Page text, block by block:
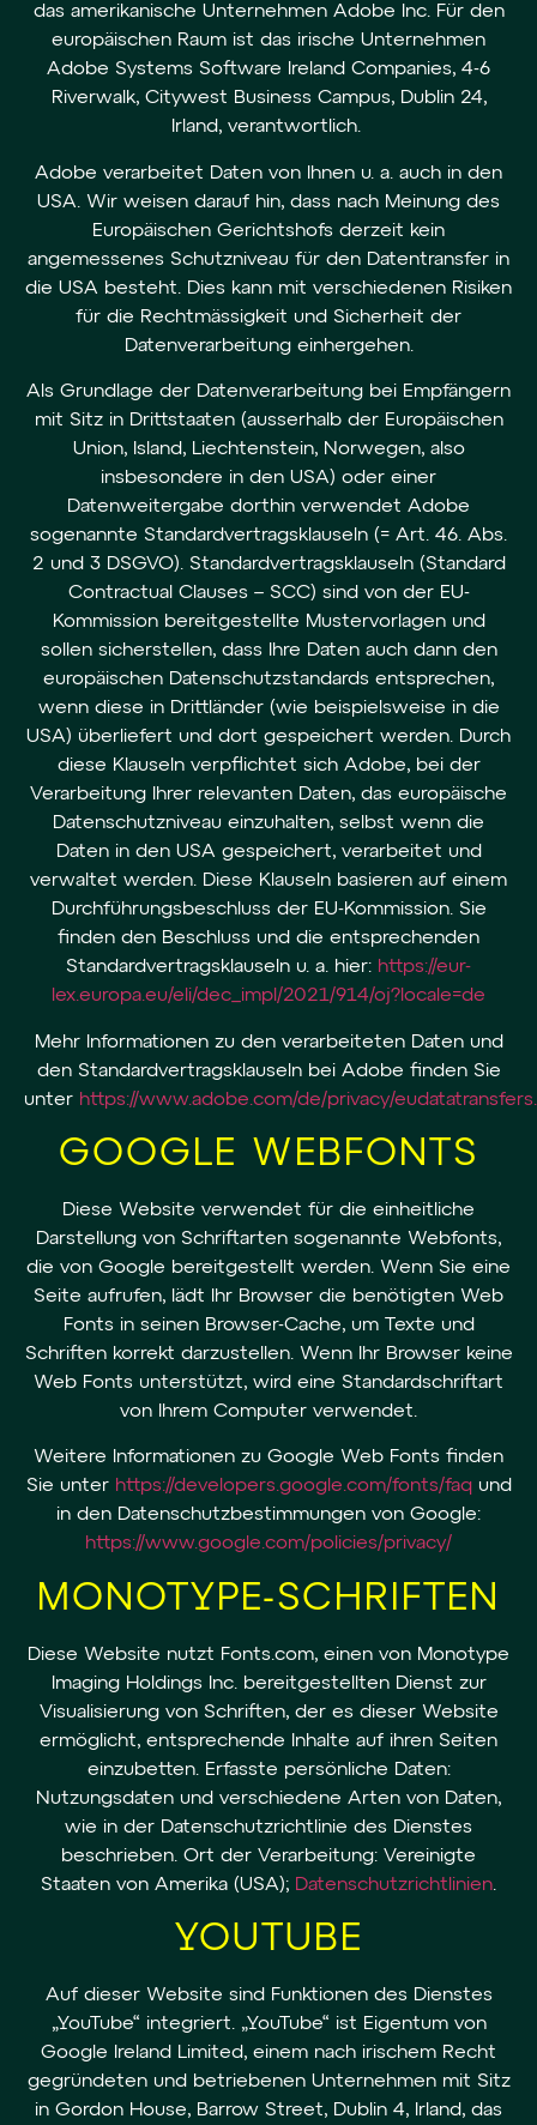
das amerikanische Unternehmen Adobe Inc. Für den
europäischen Raum ist das irische Unternehmen
Adobe Systems Software Ireland Companies, 4-6
Riverwalk, Citywest Business Campus, Dublin 24,
Irland, verantwortlich.
Adobe verarbeitet Daten von Ihnen u. a. auch in den
USA. Wir weisen darauf hin, dass nach Meinung des
Europäischen Gerichtshofs derzeit kein
angemessenes Schutzniveau für den Datentransfer in
die USA besteht. Dies kann mit verschiedenen Risiken
für die Rechtmässigkeit und Sicherheit der
Datenverarbeitung einhergehen.
Als Grundlage der Datenverarbeitung bei Empfängern
mit Sitz in Drittstaaten (ausserhalb der Europäischen
Union, Island, Liechtenstein, Norwegen, also
insbesondere in den USA) oder einer
Datenweitergabe dorthin verwendet Adobe
sogenannte Standardvertragsklauseln (= Art. 46. Abs.
2 und 3 DSGVO). Standardvertragsklauseln (Standard
Contractual Clauses – SCC) sind von der EU-
Kommission bereitgestellte Mustervorlagen und
sollen sicherstellen, dass Ihre Daten auch dann den
europäischen Datenschutzstandards entsprechen,
wenn diese in Drittländer (wie beispielsweise in die
USA) überliefert und dort gespeichert werden. Durch
diese Klauseln verpflichtet sich Adobe, bei der
Verarbeitung Ihrer relevanten Daten, das europäische
Datenschutzniveau einzuhalten, selbst wenn die
Daten in den USA gespeichert, verarbeitet und
verwaltet werden. Diese Klauseln basieren auf einem
Durchführungsbeschluss der EU-Kommission. Sie
finden den Beschluss und die entsprechenden
Standardvertragsklauseln u. a. hier: https://eur-
lex.europa.eu/eli/dec_impl/2021/914/oj?locale=de
Mehr Informationen zu den verarbeiteten Daten und
den Standardvertragsklauseln bei Adobe finden Sie
unter https://www.adobe.com/de/privacy/
GOOGLE WEBFONTS
Diese Website verwendet für die einheitliche
Darstellung von Schriftarten sogenannte Webfonts,
die von Google bereitgestellt werden. Wenn Sie eine
Seite aufrufen, lädt Ihr Browser die benötigten Web
Fonts in seinen Browser-Cache, um Texte und
Schriften korrekt darzustellen. Wenn Ihr Browser keine
Web Fonts unterstützt, wird eine Standardschriftart
von Ihrem Computer verwendet.
Weitere Informationen zu Google Web Fonts finden
Sie unter https://developers.google.com/fonts/faqund
in den Datenschutzbestimmungen von Google:
https://www.google.com/policies/privacy/
MONOTYPE-SCHRIFTEN
Diese Website nutzt Fonts.com, einen von Monotype
Imaging Holdings Inc. bereitgestellten Dienst zur
Visualisierung von Schriften, der es dieser Website
ermöglicht, entsprechende Inhalte auf ihren Seiten
einzubetten. Erfasste persönliche Daten:
Nutzungsdaten und verschiedene Arten von Daten,
wie in der Datenschutzrichtlinie des Dienstes
beschrieben. Ort der Verarbeitung: Vereinigte
Staaten von Amerika (USA); Datenschutzrichtlinien.
YOUTUBE
Auf dieser Website sind Funktionen des Dienstes
„YouTube“ integriert. „YouTube“ ist Eigentum von
Google Ireland Limited, einem nach irischem Recht
gegründeten und betriebenen Unternehmen mit Sitz
in Gordon House, Barrow Street, Dublin 4, Irland, das